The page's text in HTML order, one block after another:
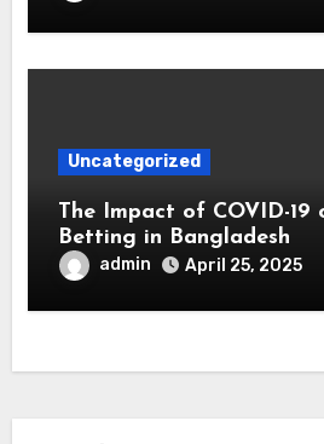
Uncategorized
The Impact of COVID-19
Betting in Bangladesh
admin April 25, 2025